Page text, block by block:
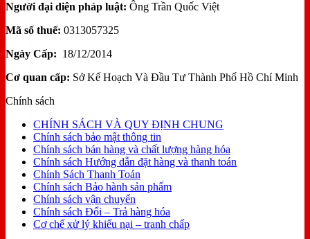
Người đại diện pháp luật: Ông Trần Quốc Việt
Mã số thuế: 0313057325
Ngày Cấp: 18/12/2014
Cơ quan cấp: Sở Kế Hoạch Và Đầu Tư Thành Phố Hồ Chí Minh
Chính sách
CHÍNH SÁCH VÀ QUY ĐỊNH CHUNG
Chính sách bảo mật thông tin
Chính sách bán hàng và chất lượng hàng hóa
Chính sách Hướng dẫn đặt hàng và thanh toán
Chính Sách Thanh Toán
Chính sách Bảo hành sản phẩm
Chính sách vận chuyển
Chính sách Đổi – Trả hàng hóa
Cơ chế xử lý khiếu nại – tranh chấp